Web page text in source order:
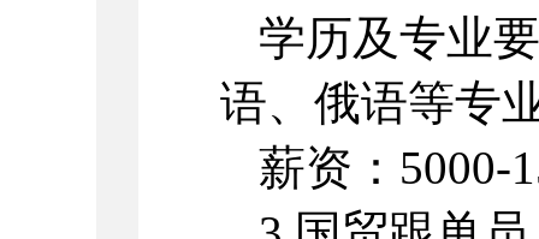
学历及专业
语、俄语等专
薪资：5000-